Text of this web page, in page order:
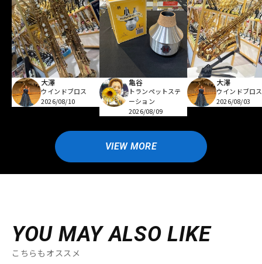
大澤
ウインドブロス
2026/08/10
亀谷
トランペットステ
ーション
2026/08/09
大澤
ウインドブロス
2026/08/03
VIEW MORE
YOU MAY ALSO LIKE
こちらもオススメ